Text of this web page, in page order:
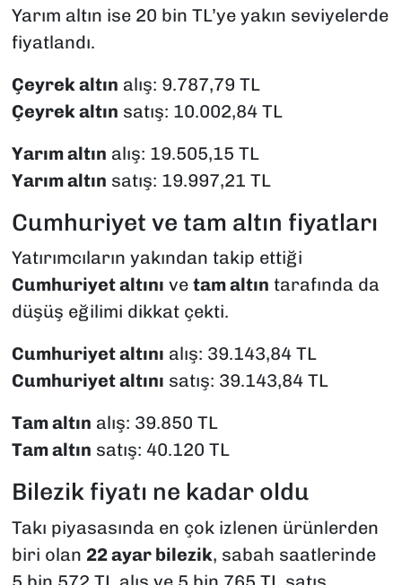
Yarım altın ise 20 bin TL’ye yakın seviyelerde
fiyatlandı.
Çeyrek altın alış: 9.787,79 TL
Çeyrek altın satış: 10.002,84 TL
Yarım altın alış: 19.505,15 TL
Yarım altın satış: 19.997,21 TL
Cumhuriyet ve tam altın fiyatları
Yatırımcıların yakından takip ettiği
Cumhuriyet altını ve tam altın tarafında da
düşüş eğilimi dikkat çekti.
Cumhuriyet altını alış: 39.143,84 TL
Cumhuriyet altını satış: 39.143,84 TL
Tam altın alış: 39.850 TL
Tam altın satış: 40.120 TL
Bilezik fiyatı ne kadar oldu
Takı piyasasında en çok izlenen ürünlerden
biri olan 22 ayar bilezik, sabah saatlerinde